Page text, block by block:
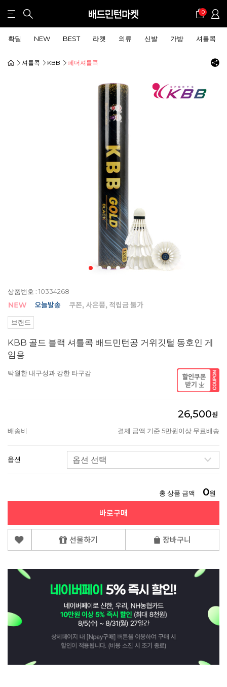
0
확딜 NEW BEST 라켓 의류 신발 가방 셔틀콕
셔틀콕 KBB 페더셔틀콕
상품번호 : 10334268
브랜드
KBB 골드 블랙 셔틀콕 배드민턴공 거위깃털 동호인 게
임용
탁월한 내구성과 강한 타구감
26,500원
배송비
결제 금액 기준 5만원이상 무료배송
옵션
총 상품 금액 0원
바로구매
선물하기 장바구니